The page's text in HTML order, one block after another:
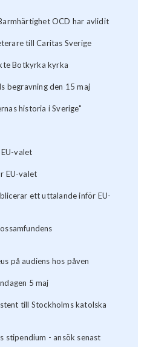
OCD har avlidit
till Caritas Sverige
Botkyrka kyrka
begravning den 15 maj
historia i Sverige"
valet
EU-valet
ett uttalande inför EU-
på audiens hos påven
5 maj
till Stockholms katolska
stipendium - ansök senast